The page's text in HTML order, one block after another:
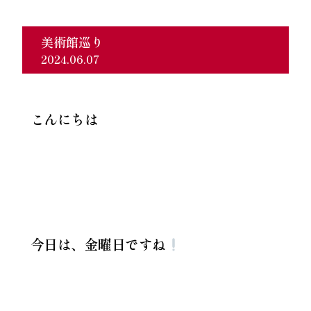
美術館巡り
2024.06.07
こんにちは
今日は、金曜日ですね